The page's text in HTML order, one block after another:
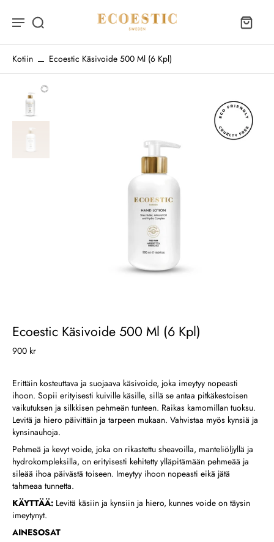
Kotiin Ecoestic Käsivoide 500 Ml (6 Kpl)
Ecoestic Käsivoide 500 Ml (6 Kpl)
900 kr
Erittäin kosteuttava ja suojaava käsivoide, joka imeytyy nopeasti
ihoon. Sopii erityisesti kuiville käsille, sillä se antaa pitkäkestoisen
vaikutuksen ja silkkisen pehmeän tunteen. Raikas kamomillan tuoksu.
Levitä ja hiero päivittäin ja tarpeen mukaan. Vahvistaa myös kynsiä ja
kynsinauhoja.
Pehmeä ja kevyt voide, joka on rikastettu sheavoilla, manteliöljyllä ja
hydrokompleksilla, on erityisesti kehitetty ylläpitämään pehmeää ja
sileää ihoa päivästä toiseen. Imeytyy ihoon nopeasti eikä jätä
tahmeaa tunnetta.
KÄYTTÄÄ: Levitä käsiin ja kynsiin ja hiero, kunnes voide on täysin
imeytynyt.
AINESOSAT